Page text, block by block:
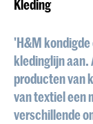
Kleding
'H&M
kledinglijn aan.
producten van
van textiel een
verschillende